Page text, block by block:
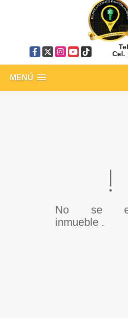
Facebook
X Instagram
YouTube
TikTok
Cel.
MENÚ
No se
inmueble .